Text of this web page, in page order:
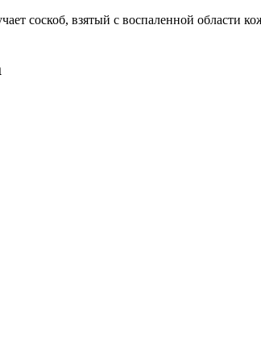
соскоб, взятый с воспаленной области